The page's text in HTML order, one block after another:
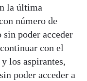
la última
número de
sin poder acceder
con el
los aspirantes,
poder acceder a